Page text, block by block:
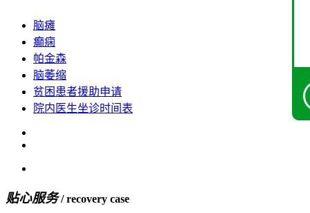
脑瘫
癫痫
帕金森
脑萎缩
贫困患者援助申请
院内医生坐诊时间表
贴心服务/ recovery case